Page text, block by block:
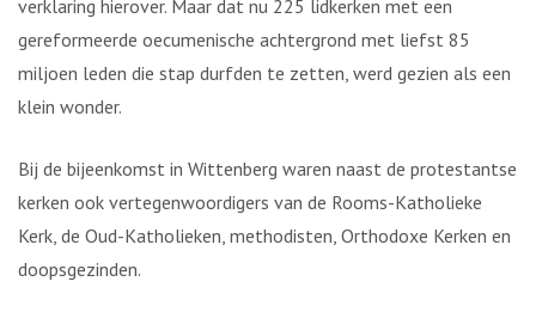
verklaring hierover. Maar dat nu 225 lidkerken met een
gereformeerde oecumenische achtergrond met liefst 85
miljoen leden die stap durfden te zetten, werd gezien als een
klein wonder.
Bij de bijeenkomst in Wittenberg waren naast de protestantse
kerken ook vertegenwoordigers van de Rooms-Katholieke
Kerk, de Oud-Katholieken, methodisten, Orthodoxe Kerken en
doopsgezinden.